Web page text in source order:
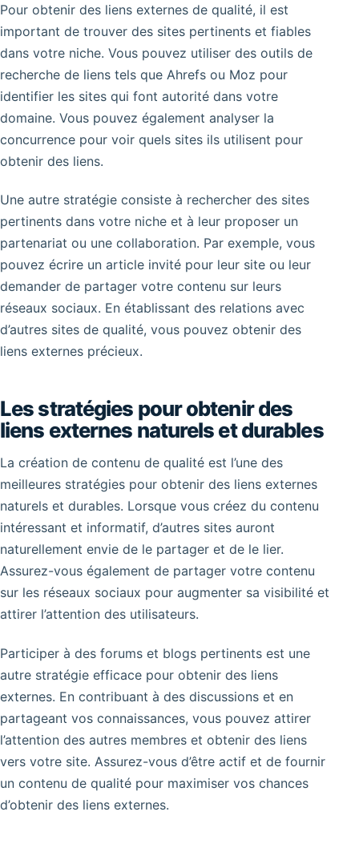
Pour obtenir des liens externes de qualité, il est
important de trouver des sites pertinents et fiables
dans votre niche. Vous pouvez utiliser des outils de
recherche de liens tels que Ahrefs ou Moz pour
identifier les sites qui font autorité dans votre
domaine. Vous pouvez également analyser la
concurrence pour voir quels sites ils utilisent pour
obtenir des liens.
Une autre stratégie consiste à rechercher des sites
pertinents dans votre niche et à leur proposer un
partenariat ou une collaboration. Par exemple, vous
pouvez écrire un article invité pour leur site ou leur
demander de partager votre contenu sur leurs
réseaux sociaux. En établissant des relations avec
d’autres sites de qualité, vous pouvez obtenir des
liens externes précieux.
Les stratégies pour obtenir des
liens externes naturels et durables
La création de contenu de qualité est l’une des
meilleures stratégies pour obtenir des liens externes
naturels et durables. Lorsque vous créez du contenu
intéressant et informatif, d’autres sites auront
naturellement envie de le partager et de le lier.
Assurez-vous également de partager votre contenu
sur les réseaux sociaux pour augmenter sa visibilité et
attirer l’attention des utilisateurs.
Participer à des forums et blogs pertinents est une
autre stratégie efficace pour obtenir des liens
externes. En contribuant à des discussions et en
partageant vos connaissances, vous pouvez attirer
l’attention des autres membres et obtenir des liens
vers votre site. Assurez-vous d’être actif et de fournir
un contenu de qualité pour maximiser vos chances
d’obtenir des liens externes.